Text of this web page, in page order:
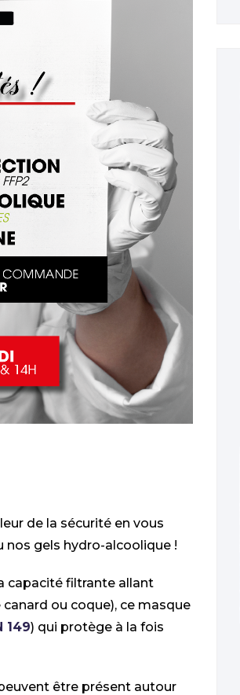
de la sécurité en vous
gels hydro-alcoolique !
capacité filtrante allant
canard ou coque), ce masque
149) qui protège à la fois
être présent autour